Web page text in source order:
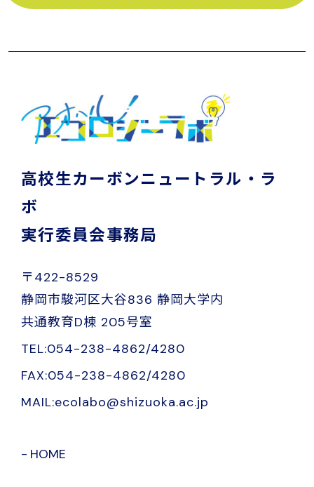
高校生カーボンニュートラル・ラ
ボ
実行委員会事務局
〒422-8529
静岡市駿河区大谷836 静岡大学内
共通教育D棟 205号室
TEL:054-238-4862/4280
FAX:054-238-4862/4280
MAIL:ecolabo@shizuoka.ac.jp
HOME